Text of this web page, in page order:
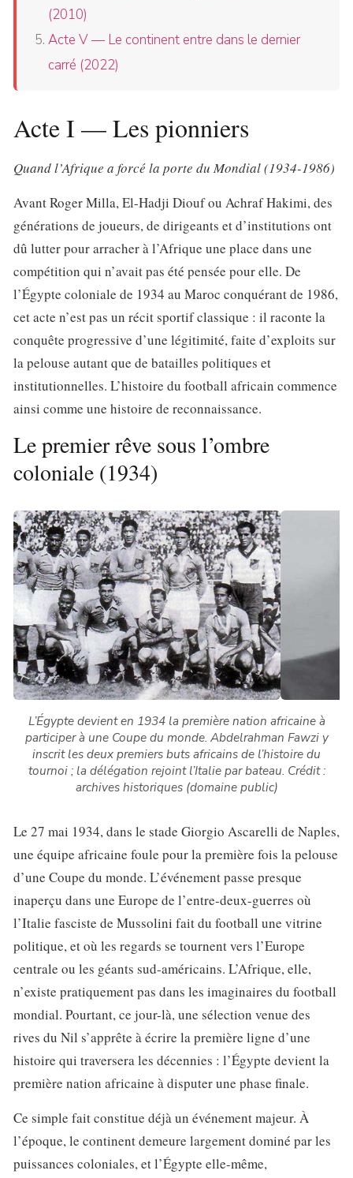
(2010)
Acte V — Le continent entre dans le dernier
carré (2022)
Acte I — Les pionniers
Quand l’Afrique a forcé la porte du Mondial (1934-1986)
Avant Roger Milla, El-Hadji Diouf ou Achraf Hakimi, des
générations de joueurs, de dirigeants et d’institutions ont
dû lutter pour arracher à l’Afrique une place dans une
compétition qui n’avait pas été pensée pour elle. De
l’Égypte coloniale de 1934 au Maroc conquérant de 1986,
cet acte n’est pas un récit sportif classique : il raconte la
conquête progressive d’une légitimité, faite d’exploits sur
la pelouse autant que de batailles politiques et
institutionnelles. L’histoire du football africain commence
ainsi comme une histoire de reconnaissance.
Le premier rêve sous l’ombre
coloniale (1934)
L’Égypte devient en 1934 la première nation africaine à
participer à une Coupe du monde. Abdelrahman Fawzi y
inscrit les deux premiers buts africains de l’histoire du
tournoi ; la délégation rejoint l’Italie par bateau. Crédit :
archives historiques (domaine public)
Le 27 mai 1934, dans le stade Giorgio Ascarelli de Naples,
une équipe africaine foule pour la première fois la pelouse
d’une Coupe du monde. L’événement passe presque
inaperçu dans une Europe de l’entre-deux-guerres où
l’Italie fasciste de Mussolini fait du football une vitrine
politique, et où les regards se tournent vers l’Europe
centrale ou les géants sud-américains. L’Afrique, elle,
n’existe pratiquement pas dans les imaginaires du football
mondial. Pourtant, ce jour-là, une sélection venue des
rives du Nil s’apprête à écrire la première ligne d’une
histoire qui traversera les décennies : l’Égypte devient la
première nation africaine à disputer une phase finale.
Ce simple fait constitue déjà un événement majeur. À
l’époque, le continent demeure largement dominé par les
puissances coloniales, et l’Égypte elle-même,